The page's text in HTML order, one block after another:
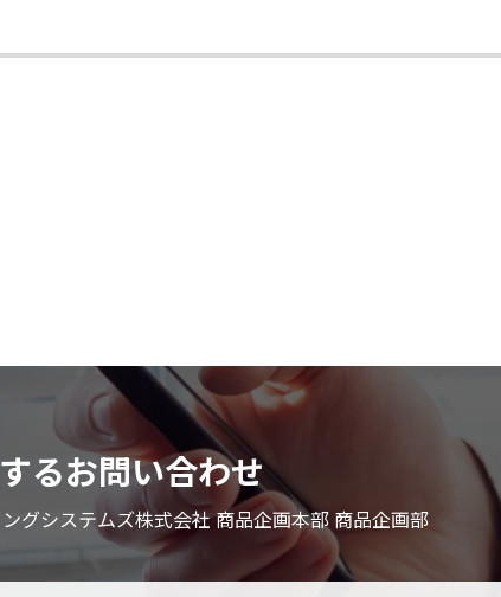
るお問い合わせ
グシステムズ株式会社 商品企画本部 商品企画部